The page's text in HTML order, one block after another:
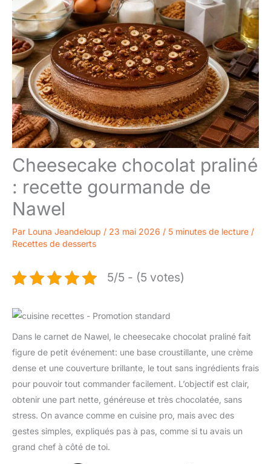
Cheesecake chocolat praliné
: recette gourmande de
Nawel
Par Louna Jeandeloup / 23 mai 2026 / 5 minutes de lecture /
Recettes de desserts
5/5 - (5 votes)
Dans le carnet de Nawel, le cheesecake chocolat praliné fait
figure de petit événement: une base croustillante, une crème
dense et une couverture brillante, le tout sans ingrédients frais
pour pouvoir tout commander facilement. L’objectif est clair,
obtenir une part nette, généreuse et très chocolatée, sans
stress. On avance comme en cuisine pro, mais avec des
gestes simples, expliqués pas à pas, comme si tu avais un
grand chef à côté de toi.